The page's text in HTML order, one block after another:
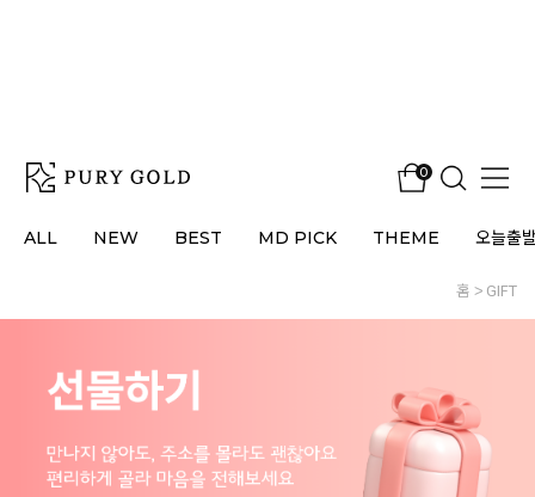
0
ALL NEW BEST MD PICK THEME 오늘출
홈 GIFT